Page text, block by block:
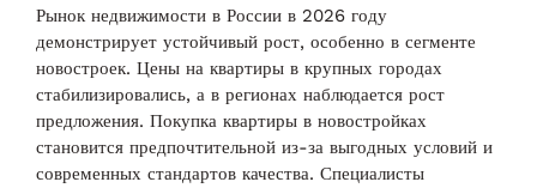
Рынок недвижимости в России в 2026 году
демонстрирует устойчивый рост, особенно в сегменте
новостроек. Цены на квартиры в крупных городах
стабилизировались, а в регионах наблюдается рост
предложения. Покупка квартиры в новостройках
становится предпочтительной из-за выгодных условий и
современных стандартов качества. Специалисты